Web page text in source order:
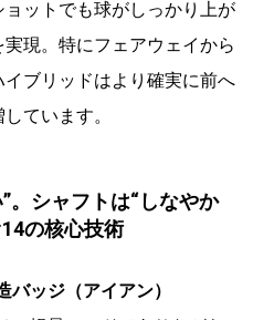
ットでも球がしっかり上が
現。特にフェアウェイから
ブリッドはより確実に前へ
ています。
。シャフトは“しなやか
の核心技術
ッジ（アイアン）